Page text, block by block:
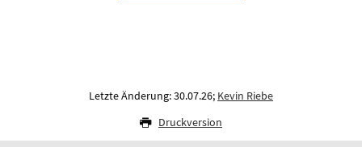
Letzte Änderung: 30.07.26; Kevin Riebe
Druckversion